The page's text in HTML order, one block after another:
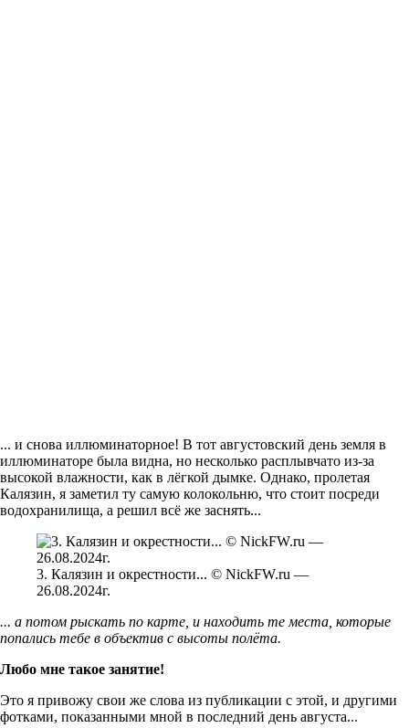
... и снова иллюминаторное! В тот августовский день земля в
иллюминаторе была видна, но несколько расплывчато из-за
высокой влажности, как в лёгкой дымке. Однако, пролетая
Калязин, я заметил ту самую колокольню, что стоит посреди
водохранилища, а решил всё же заснять...
3. Калязин и окрестности... © NickFW.ru —
26.08.2024г.
... а потом рыскать по карте, и находить те места, которые
попались тебе в объектив с высоты полёта.
Любо мне такое занятие!
Это я привожу свои же слова из публикации с этой, и другими
фотками, показанными мной в последний день августа...